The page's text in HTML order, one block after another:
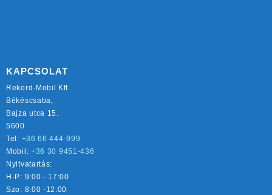
KAPCSOLAT
Rekord-Mobil Kft.
Békéscsaba,
Bajza utca 15.
5600
Tel: +36 66 444-999
Mobil: +36 30 9451-436
Nyitvatartás:
H-P: 9:00 - 17:00
Szo: 8:00 -12:00